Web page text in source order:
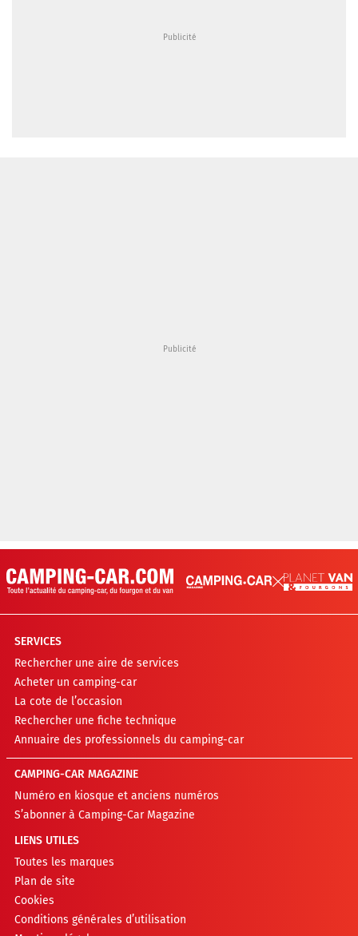
SERVICES
Rechercher une aire de services
Acheter un camping-car
La cote de l’occasion
Rechercher une fiche technique
Annuaire des professionnels du camping-car
CAMPING-CAR MAGAZINE
Numéro en kiosque et anciens numéros
S’abonner à Camping-Car Magazine
LIENS UTILES
Toutes les marques
Plan de site
Cookies
Conditions générales d’utilisation